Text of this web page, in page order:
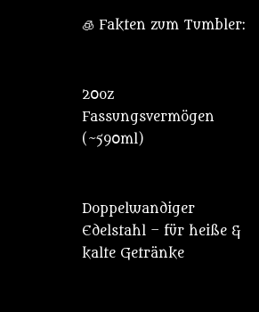
🧊 Fakten zum Tumbler:
20oz
Fassungsvermögen
(~590ml)
Doppelwandiger
Edelstahl – für heiße &
kalte Getränke